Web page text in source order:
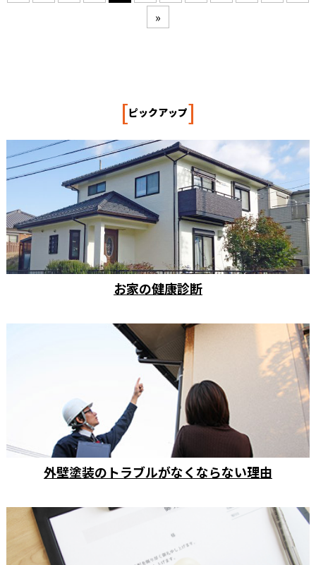
»
[ピックアップ]
お家の健康診断
外壁塗装のトラブルがなくならない理由